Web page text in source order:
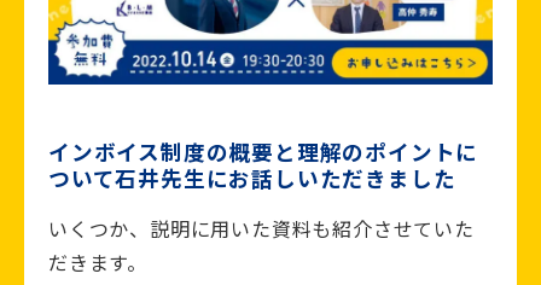
インボイス制度の概要と理解のポイントに
ついて石井先生にお話しいただきました
いくつか、説明に用いた資料も紹介させていた
だきます。